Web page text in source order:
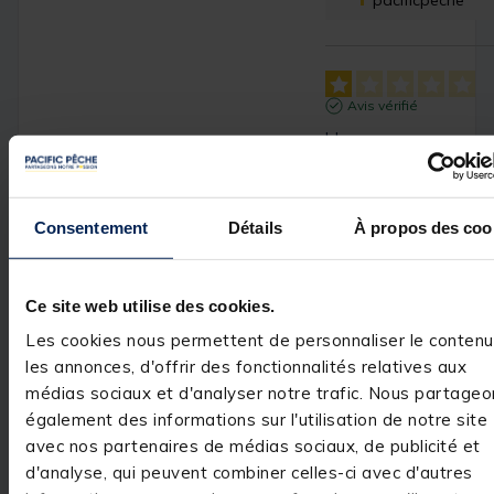
Consentement Détails À propos des
Ce site web utilise des cookies.
Les cookies nous permettent de personnaliser le
les annonces, d'offrir des fonctionnalités relatives aux
médias sociaux et d'analyser notre trafic. Nous
également des informations sur l'utilisation de notre site
avec nos partenaires de médias sociaux, de publicité et
d'analyse, qui peuvent combiner celles-ci avec d'autres
Avis vérifié
Idem
03/06/2025 , suite
02/05/2025
Kevin L.
(0)
Bonjour,
Nous sommes
désolés que
votre expérience
n’ait pas été
satisfaisante.
N’hésitez pas à